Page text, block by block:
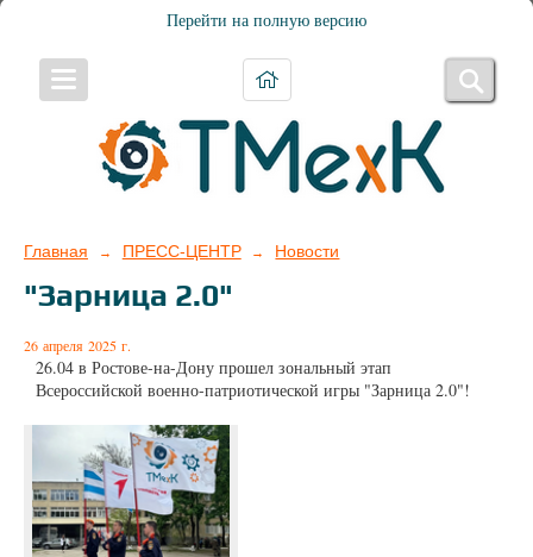
Перейти на полную версию
Главная → ПРЕСС-ЦЕНТР → Новости
"Зарница 2.0"
26 апреля 2025 г.
26.04 в Ростове-на-Дону прошел зональный этап
Всероссийской военно-патриотической игры "Зарница 2.0"!